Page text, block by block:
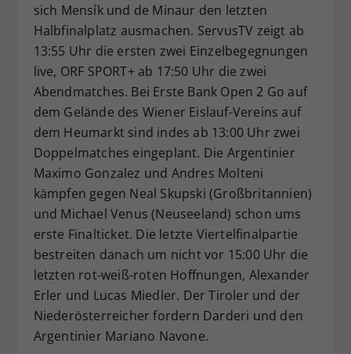
sich Mensík und de Minaur den letzten
Halbfinalplatz ausmachen. ServusTV zeigt ab
13:55 Uhr die ersten zwei Einzelbegegnungen
live, ORF SPORT+ ab 17:50 Uhr die zwei
Abendmatches. Bei Erste Bank Open 2 Go auf
dem Gelände des Wiener Eislauf-Vereins auf
dem Heumarkt sind indes ab 13:00 Uhr zwei
Doppelmatches eingeplant. Die Argentinier
Maximo Gonzalez und Andres Molteni
kämpfen gegen Neal Skupski (Großbritannien)
und Michael Venus (Neuseeland) schon ums
erste Finalticket. Die letzte Viertelfinalpartie
bestreiten danach um nicht vor 15:00 Uhr die
letzten rot-weiß-roten Hoffnungen, Alexander
Erler und Lucas Miedler. Der Tiroler und der
Niederösterreicher fordern Darderi und den
Argentinier Mariano Navone.